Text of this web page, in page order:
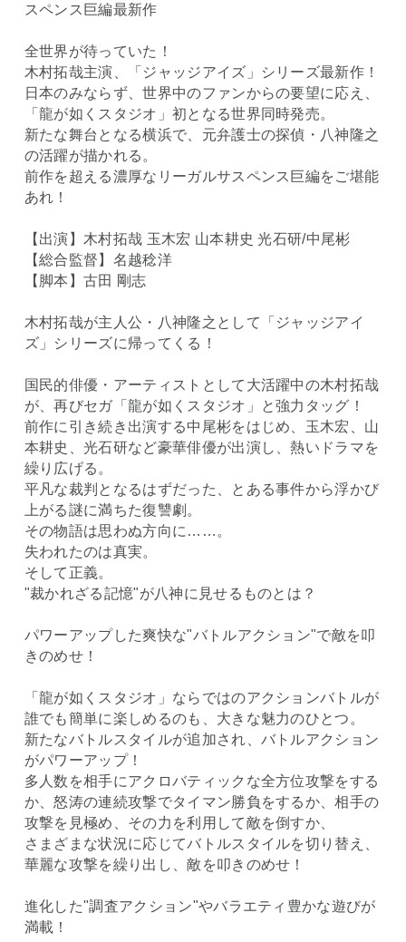
スペンス巨編最新作
全世界が待っていた！
木村拓哉主演、「ジャッジアイズ」シリーズ最新作！
日本のみならず、世界中のファンからの要望に応え、
「龍が如くスタジオ」初となる世界同時発売。
新たな舞台となる横浜で、元弁護士の探偵・八神隆之
の活躍が描かれる。
前作を超える濃厚なリーガルサスペンス巨編をご堪能
あれ！
【出演】木村拓哉 玉木宏 山本耕史 光石研/中尾彬
【総合監督】名越稔洋
【脚本】古田 剛志
木村拓哉が主人公・八神隆之として「ジャッジアイ
ズ」シリーズに帰ってくる！
国民的俳優・アーティストとして大活躍中の木村拓哉
が、再びセガ「龍が如くスタジオ」と強力タッグ！
前作に引き続き出演する中尾彬をはじめ、玉木宏、山
本耕史、光石研など豪華俳優が出演し、熱いドラマを
繰り広げる。
平凡な裁判となるはずだった、とある事件から浮かび
上がる謎に満ちた復讐劇。
その物語は思わぬ方向に……。
失われたのは真実。
そして正義。
"裁かれざる記憶"が八神に見せるものとは？
パワーアップした爽快な"バトルアクション"で敵を叩
きのめせ！
「龍が如くスタジオ」ならではのアクションバトルが
誰でも簡単に楽しめるのも、大きな魅力のひとつ。
新たなバトルスタイルが追加され、バトルアクション
がパワーアップ！
多人数を相手にアクロバティックな全方位攻撃をする
か、怒涛の連続攻撃でタイマン勝負をするか、相手の
攻撃を見極め、その力を利用して敵を倒すか、
さまざまな状況に応じてバトルスタイルを切り替え、
華麗な攻撃を繰り出し、敵を叩きのめせ！
進化した"調査アクション"やバラエティ豊かな遊びが
満載！